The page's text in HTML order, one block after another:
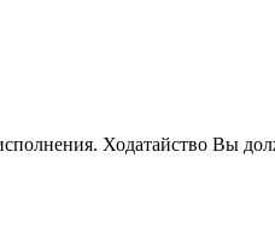
Ходатайство Вы